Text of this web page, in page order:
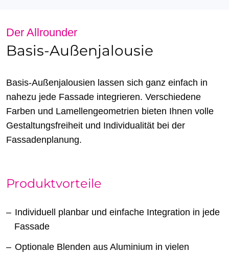
Der Allrounder
Basis-Außenjalousie
Basis-Außenjalousien lassen sich ganz einfach in
nahezu jede Fassade integrieren. Verschiedene
Farben und Lamellengeometrien bieten Ihnen volle
Gestaltungsfreiheit und Individualität bei der
Fassadenplanung.
Produktvorteile
Individuell planbar und einfache Integration in jede
Fassade
Optionale Blenden aus Aluminium in vielen